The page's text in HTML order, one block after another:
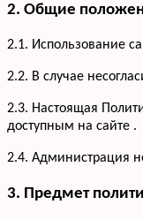
2. Общие
2.1. Использование
2.2. В случае
2.3. Настоящая
доступным на сайте .
2.4. Администрация
3. Предмет